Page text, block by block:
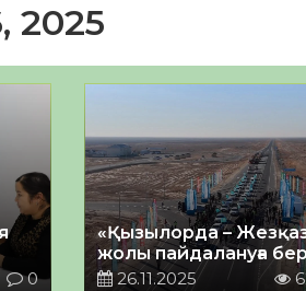
2025
0
«Қызылорда –
жолы пайдалануға
26.11.2025